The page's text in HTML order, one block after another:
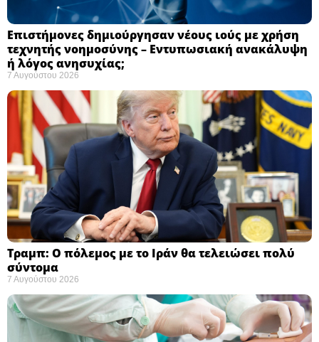
Επιστήμονες δημιούργησαν νέους ιούς με χρήση
τεχνητής νοημοσύνης – Εντυπωσιακή ανακάλυψη
ή λόγος ανησυχίας; ​
7 Αυγούστου 2026
Τραμπ: Ο πόλεμος με το Ιράν θα τελειώσει πολύ
σύντομα ​
7 Αυγούστου 2026